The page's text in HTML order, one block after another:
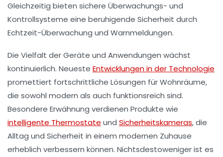
Gleichzeitig bieten sichere Überwachungs- und
Kontrollsysteme eine beruhigende Sicherheit durch
Echtzeit-Überwachung und Warnmeldungen.
Die Vielfalt der Geräte und Anwendungen wächst
kontinuierlich. Neueste Entwicklungen in der Technologie
promettiert fortschrittliche Lösungen für Wohnräume,
die sowohl modern als auch funktionsreich sind.
Besondere Erwähnung verdienen Produkte wie
intelligente Thermostate und Sicherheitskameras, die
Alltag und Sicherheit in einem modernen Zuhause
erheblich verbessern können. Nichtsdestoweniger ist es